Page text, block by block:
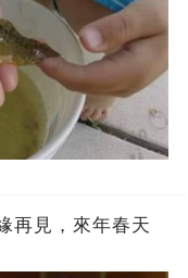
再見，來年春天